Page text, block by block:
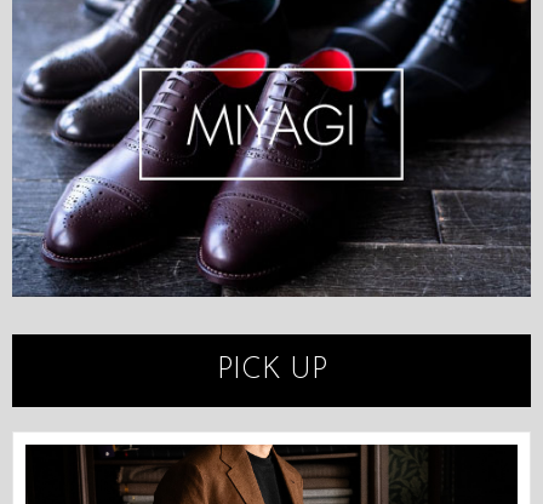
PICK UP